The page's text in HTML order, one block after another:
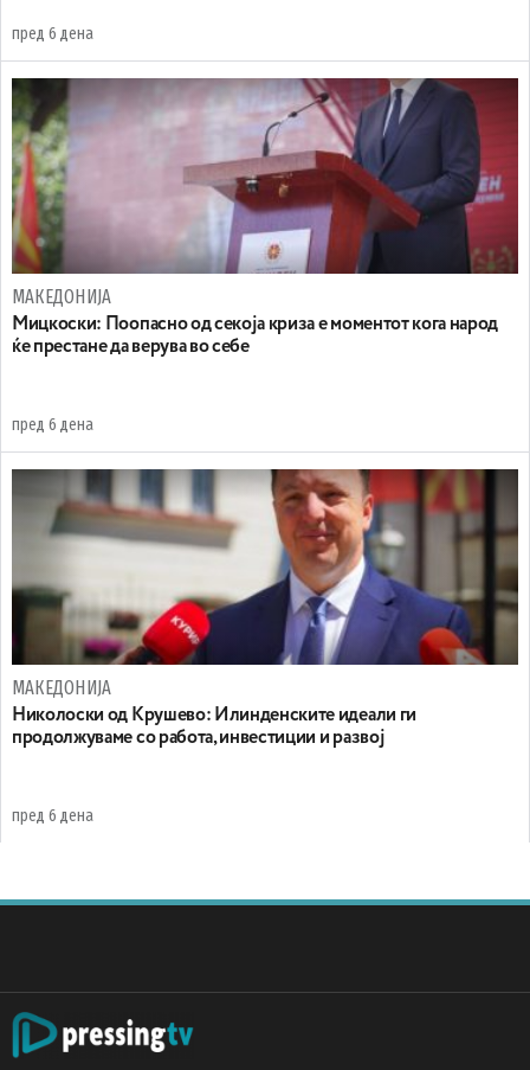
пред 6 дена
МАКЕДОНИЈА
Мицкоски: Поопасно од секоја криза е моментот кога народ
ќе престане да верува во себе
пред 6 дена
МАКЕДОНИЈА
Николоски од Крушево: Илинденските идеали ги
продолжуваме со работа, инвестиции и развој
пред 6 дена